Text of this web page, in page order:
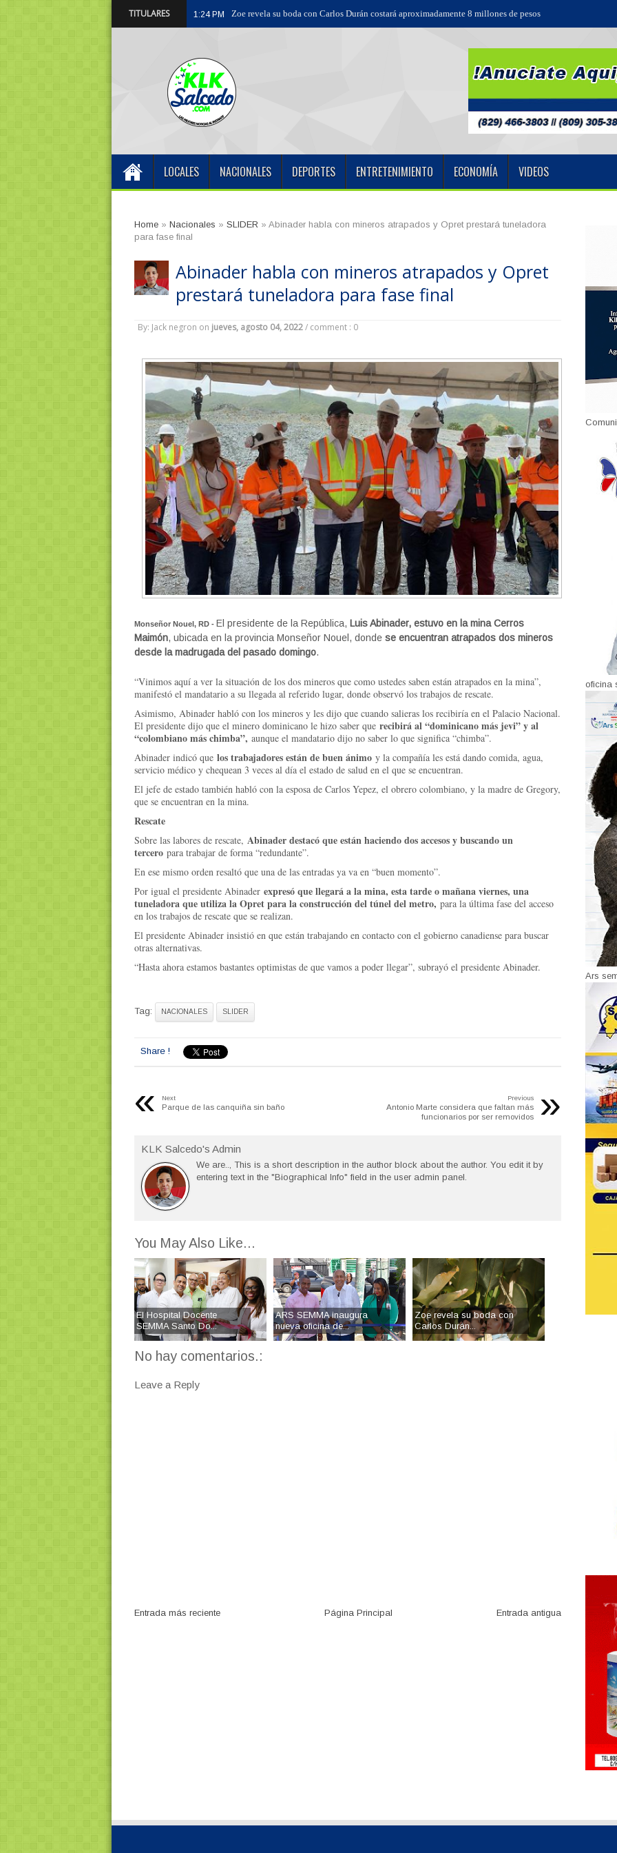
TITULARES 9:03 PM Centro Odontológico Díaz
LOCALES NACIONALES DEPORTES ENTRETENIMIENTO ECONOMÍA VIDEOS
Home» Nacionales » SLIDER » Abinader habla con mineros atrapados y Opret prestará tuneladora
para fase final
Abinader habla con mineros atrapados y Opret
prestará tuneladora para fase final
By: Jack negron on jueves, agosto 04, 2022 / comment : 0
Monseñor Nouel, RD - El presidente de la República, Luis Abinader, estuvo en la mina Cerros
Maimón, ubicada en la provincia Monseñor Nouel, donde se encuentran atrapados dos mineros
desde la madrugada del pasado domingo.
“Vinimos aquí a ver la situación de los dos mineros que como ustedes saben están atrapados en la mina”,
manifestó el mandatario a su llegada al referido lugar, donde observó los trabajos de rescate.
Asimismo, Abinader habló con los mineros y les dijo que cuando salieras los recibiría en el Palacio Nacional.
El presidente dijo que el minero dominicano le hizo saber que recibirá al “dominicano más jevi” y al
“colombiano más chimba”, aunque el mandatario dijo no saber lo que significa “chimba”.
Abinader indicó que los trabajadores están de buen ánimo y la compañía les está dando comida, agua,
servicio médico y chequean 3 veces al día el estado de salud en el que se encuentran.
El jefe de estado también habló con la esposa de Carlos Yepez, el obrero colombiano, y la madre de Gregory,
que se encuentran en la mina.
Rescate
Sobre las labores de rescate, Abinader destacó que están haciendo dos accesos y buscando un
terceropara trabajar de forma “redundante”.
En ese mismo orden resaltó que una de las entradas ya va en “buen momento”.
Por igual el presidente Abinader expresó que llegará a la mina, esta tarde o mañana viernes, una
tuneladora que utiliza la Opret para la construcción del túnel del metro, para la última fase del acceso
en los trabajos de rescate que se realizan.
El presidente Abinader insistió en que están trabajando en contacto con el gobierno canadiense para buscar
otras alternativas.
“Hasta ahora estamos bastantes optimistas de que vamos a poder llegar”, subrayó el presidente Abinader.
Tag: NACIONALES SLIDER
Share !
« Next
Parque de las canquiña sin baño »
Previous
Antonio Marte considera que faltan más
funcionarios por ser removidos
KLK Salcedo's Admin
We are.., This is a short description in the author block about the author. You edit it by
entering text in the "Biographical Info" field in the user admin panel.
You May Also Like...
El Hospital Docente
SEMMA Santo Do...
ARS SEMMA inaugura
nueva oficina de...
Zoe revela su boda con
Carlos Durán...
No hay comentarios.:
Leave a Reply
Entrada más reciente Entrada antigua
Página Principal
oficina
Ars